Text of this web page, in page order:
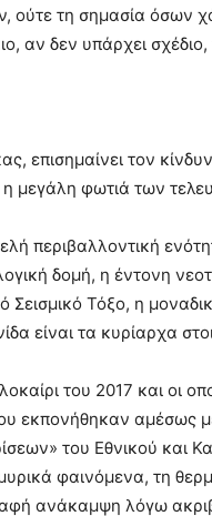
τη σημασία όσων
αν δεν υπάρχει
επισημαίνει τον
η μεγάλη φωτιά των
δομή, η έντονη
Σεισμικό Τόξο, η
είναι τα κυρίαρχα
του 2017 και οι
εκπονήθηκαν αμέσως
του Εθνικού και
φαινόμενα, τη
ανάκαμψη λόγω